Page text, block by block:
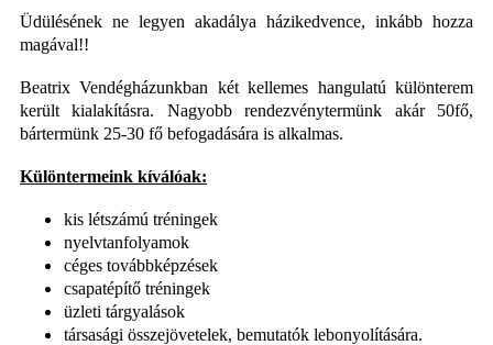
Üdülésének ne legyen akadálya házikedvence, inkább hozza
magával!!
Beatrix Vendégházunkban két kellemes hangulatú különterem
került kialakításra. Nagyobb rendezvénytermünk akár 50fő,
bártermünk 25-30 fő befogadására is alkalmas.
Különtermeink kíválóak:
kis létszámú tréningek
nyelvtanfolyamok
céges továbbképzések
csapatépítő tréningek
üzleti tárgyalások
társasági összejövetelek, bemutatók lebonyolítására.